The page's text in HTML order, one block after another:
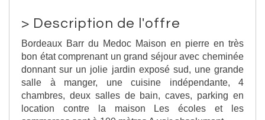
> Description de l'offre
Bordeaux Barr du Medoc Maison en pierre en très
bon état comprenant un grand séjour avec cheminée
donnant sur un jolie jardin exposé sud, une grande
salle à manger, une cuisine indépendante, 4
chambres, deux salles de bain, caves, parking en
location contre la maison Les écoles et les